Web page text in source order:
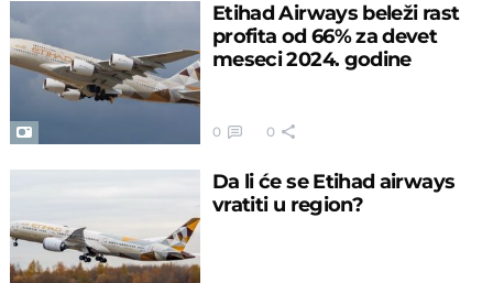
Etihad Airways beleži rast
profita od 66% za devet
meseci 2024. godine
0 0
Da li će se Etihad airways
vratiti u region?